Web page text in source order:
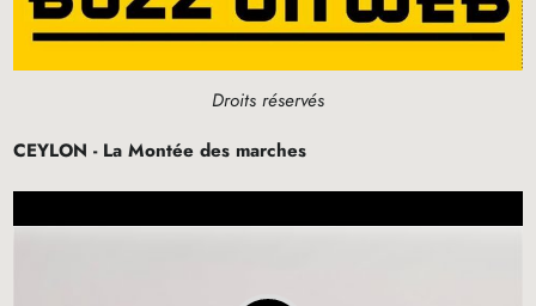
Droits réservés
CEYLON - La Montée des marches